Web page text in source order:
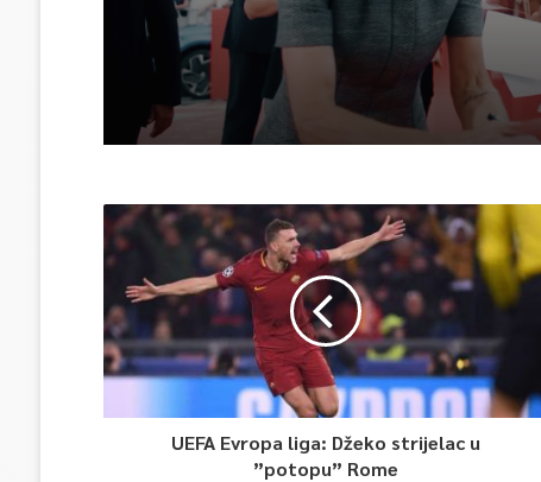
UEFA Evropa liga: Džeko strijelac u
”potopu” Rome